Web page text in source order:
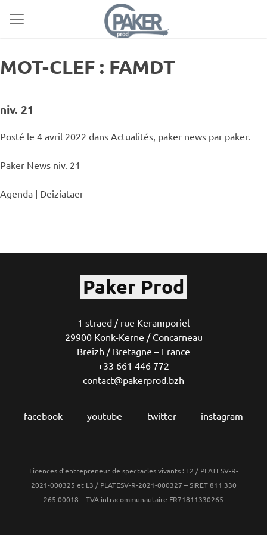
MOT-CLEF : FAMDT
niv. 21
Posté le 4 avril 2022 dans Actualités, paker news par paker.
Paker News niv. 21
Agenda | Deiziataer
Paker Prod
1 straed / rue Keramporiel
29900 Konk-Kerne / Concarneau
Breizh / Bretagne – France
+33 661 446 772
contact@pakerprod.bzh
facebook youtube twitter instagram
Licences d’entrepreneur de spectacles vivants : L2 / PLATESV-R-
2021-000325 et L3 / PLATESV-R-2021-000327 – SIRET 811 330
265 00018 – TVA intracommunautaire FR71811330265